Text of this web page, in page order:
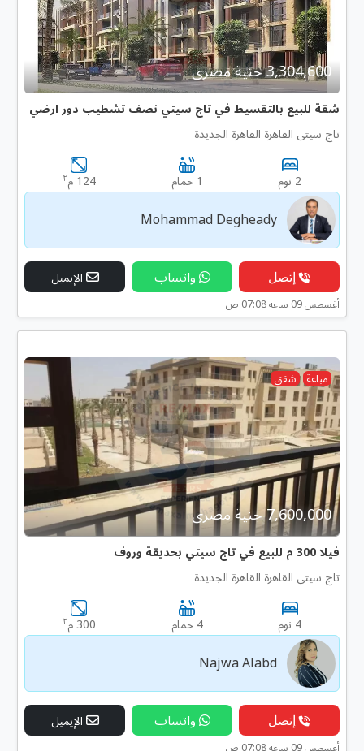
3,304,600 جنية مصرى
شقة للبيع بالتقسيط في تاج سيتي نصف تشطيب دور ارضي
تاج سيتى القاهرة القاهرة الجديدة
2 نوم 1 حمام 124 م ٢
Mohammad Degheady
إتصل واتساب الإيميل
أغسطس 09 ساعه 07:08 ص
مباعة شقق
7,600,000 جنية مصرى
فيلا 300 م للبيع في تاج سيتي بحديقة وروف
تاج سيتى القاهرة القاهرة الجديدة
4 نوم 4 حمام 300 م ٢
Najwa Alabd
إتصل واتساب الإيميل
أغسطس 09 ساعه 07:08 ص